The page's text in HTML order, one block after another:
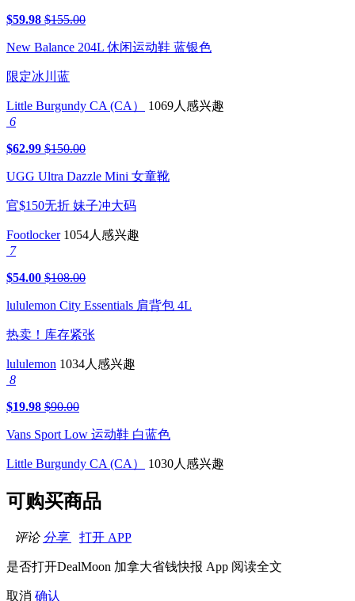
$59.98 $155.00
New Balance 204L 休闲运动鞋 蓝银色
限定冰川蓝
Little Burgundy CA (CA）
1069人感兴趣
6
$62.99 $150.00
UGG Ultra Dazzle Mini 女童靴
官$150无折 妹子冲大码
Footlocker 1054人感兴趣
7
$54.00 $108.00
lululemon City Essentials 肩背包 4L
热卖！库存紧张
lululemon 1034人感兴趣
8
$19.98 $90.00
Vans Sport Low 运动鞋 白蓝色
Little Burgundy CA (CA） 1030人感兴趣
可购买商品
评论 分享 打开 APP
是否打开DealMoon 加拿大省钱快报 App 阅读全文
取消 确认